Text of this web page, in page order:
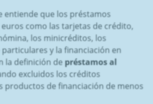
entiende que los préstamos
como las tarjetas de crédito,
los minicréditos, los
y la financiación en
la definición depréstamos al
excluidos los créditos
productos de financiación de menos